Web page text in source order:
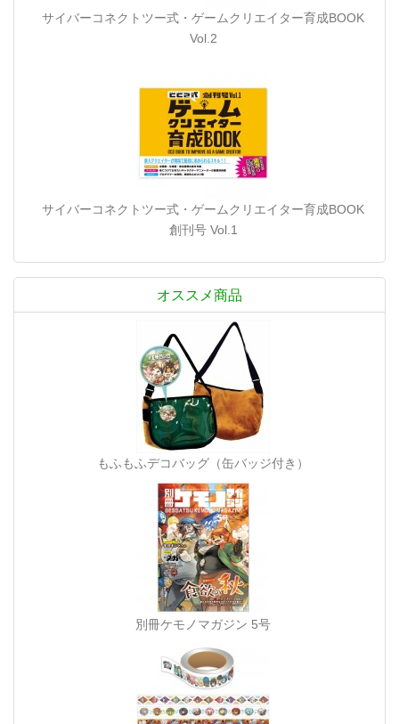
サイバーコネクトツー式・ゲームクリエイター育成BOOK
Vol.2
サイバーコネクトツー式・ゲームクリエイター育成BOOK
創刊号 Vol.1
オススメ商品
もふもふデコバッグ（缶バッジ付き）
別冊ケモノマガジン 5号